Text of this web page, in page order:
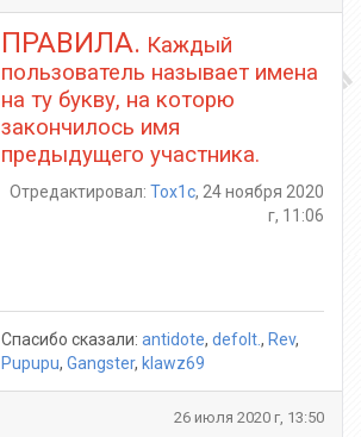
ПРАВИЛА. Каждый
пользователь называет имена
на ту букву, на которю
закончилось имя
предыдущего участника.
Отредактировал: Tox1c, 24 ноября 2020
г, 11:06
Спасибо сказали: antidote, defolt., Rev,
Pupupu, Gangster, klawz69
26 июля 2020 г, 13:50